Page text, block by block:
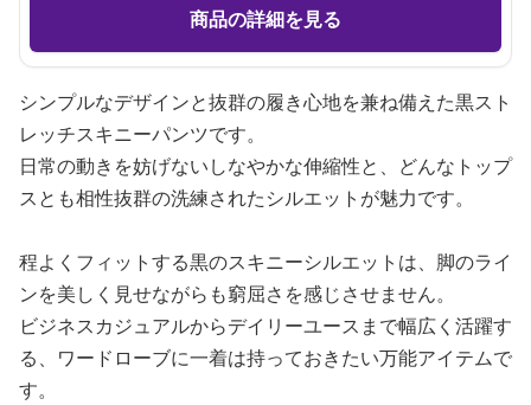
商品の詳細を見る
シンプルなデザインと抜群の履き心地を兼ね備えた黒スト
レッチスキニーパンツです。
日常の動きを妨げないしなやかな伸縮性と、どんなトップ
スとも相性抜群の洗練されたシルエットが魅力です。
程よくフィットする黒のスキニーシルエットは、脚のライ
ンを美しく見せながらも窮屈さを感じさせません。
ビジネスカジュアルからデイリーユースまで幅広く活躍す
る、ワードローブに一着は持っておきたい万能アイテムで
す。